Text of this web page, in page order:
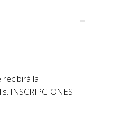
la
INSCRIPCIONES